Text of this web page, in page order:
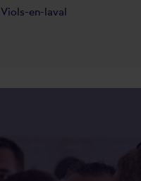
Viols-en-laval